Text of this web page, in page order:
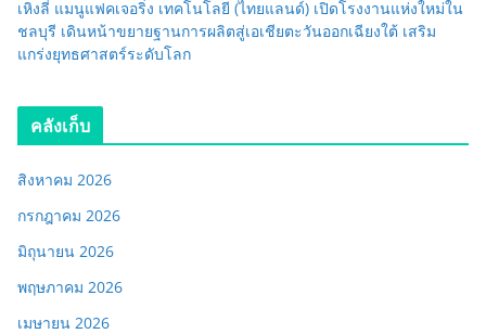
เหิงลี่ แมนูแฟคเจอริ่ง เทคโนโลยี (ไทยแลนด์) เปิดโรงงานแห่งใหม่ใน
ชลบุรี เดินหน้าขยายฐานการผลิตสู่เอเชียตะวันออกเฉียงใต้ เสริม
แกร่งยุทธศาสตร์ระดับโลก
คลังเก็บ
สิงหาคม 2026
กรกฎาคม 2026
มิถุนายน 2026
พฤษภาคม 2026
เมษายน 2026